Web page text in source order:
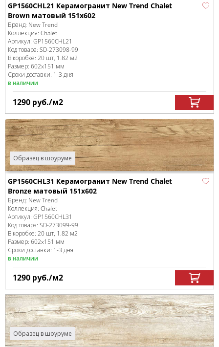
GP1560CHL21 Керамогранит New Trend Chalet
Brown матовый 151x602
Бренд: New Trend
Коллекция: Chalet
Артикул: GP1560CHL21
Код товара: SD-273098-99
В коробке: 20 шт, 1.82 м2
Размер: 602x151 мм
Сроки доставки: 1-3 дня
в наличии
1290 руб./м2
Образец в шоуруме
GP1560CHL31 Керамогранит New Trend Chalet
Bronze матовый 151x602
Бренд: New Trend
Коллекция: Chalet
Артикул: GP1560CHL31
Код товара: SD-273099-99
В коробке: 20 шт, 1.82 м2
Размер: 602x151 мм
Сроки доставки: 1-3 дня
в наличии
1290 руб./м2
Образец в шоуруме